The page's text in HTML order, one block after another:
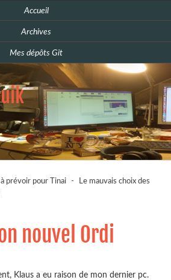
Accueil
Archives
Mes dépôts Git
prévoir pour Tinai -
Le mauvais choix des
nouvel Ordi
Klaus a eu raison de mon dernier pc.